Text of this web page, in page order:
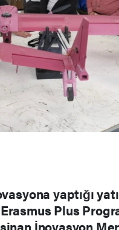
yaptığı
Plus
İnovasyon